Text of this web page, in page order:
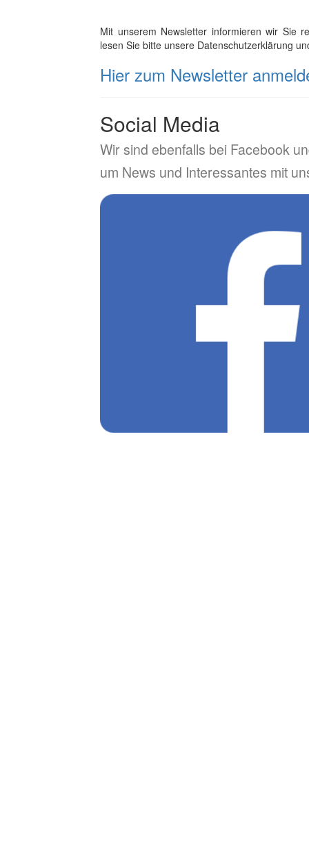
Mit unserem Newsletter informieren wir Sie
lesen Sie bitte unsere Datenschutzerklärung
Hier zum Newsletter
Social Media
Wir sind ebenfalls bei Facebook
um News und Interessantes mit